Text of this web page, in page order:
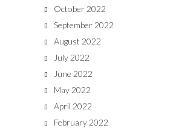
October 2022
September 2022
August 2022
July 2022
June 2022
May 2022
April 2022
February 2022